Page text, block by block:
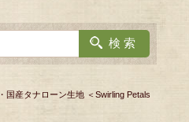
国産タナローン生地 ＜Swirling Petals